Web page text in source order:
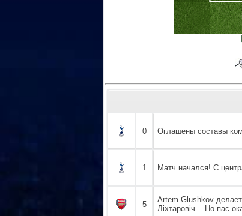
0 Оглашены составы
1 Матч начался! С
5
Artem Glushkov
Ліхтаровіч... Но пас